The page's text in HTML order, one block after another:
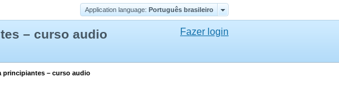
Application language: Português brasileiro
– curso audio Fazer login
principiantes – curso audio